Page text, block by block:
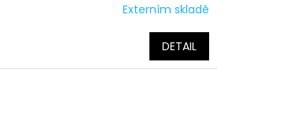
Externím skladě
DETAIL